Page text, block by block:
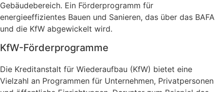
Gebäudebereich. Ein Förderprogramm für
energieeffizientes Bauen und Sanieren, das über das BAFA
und die KfW abgewickelt wird.
KfW-Förderprogramme
Die Kreditanstalt für Wiederaufbau (KfW) bietet eine
Vielzahl an Programmen für Unternehmen, Privatpersonen